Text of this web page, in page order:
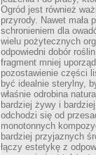
Ogród jest również
przyrody. Nawet mała
schronieniem dla
wielu pożytecznych
odpowiedni dobór
fragment mniej
pozostawienie części
być idealnie sterylny,
właśnie odrobina
bardziej żywy i
odchodzi się od
monotonnych
bardziej przyjaznych
łączy estetykę z